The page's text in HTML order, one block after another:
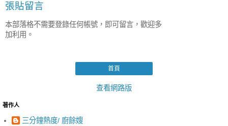
張貼留言
本部落格不需要登錄任何帳號，即可留言，歡迎多
加利用。
首頁
查看網路版
著作人
三分鐘熱度/ 廚餘嫂